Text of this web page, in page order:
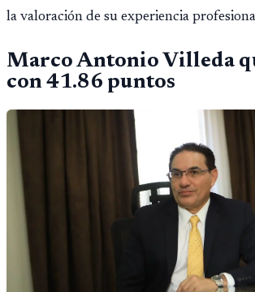
la valoración de su experiencia
Marco Antonio Villeda
con 41.86 puntos